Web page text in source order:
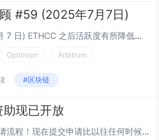
#59 (2025年7月7日)
治理回顾 #59 (2025 年 7 月 7 日) ETHCC 之后活跃度有所降低，但一些生态系统仍在保持提案机器的运转。 正在进行的投票 Upgrade 16 提案：Cannon 中的 Interop 合约、第 1 阶段和...
Optimism Arbitrum
#区块链
现已开放
我们根据社区反馈简化了申请流程！现在提交申请比以往任何时候都更简单。 工作原理: 提交（第 0 周）: 提交一份包含关键细节的简单申请，确保申请内容完整并符合第 7 季的优先事项。 初步审查（第 1 周）: GrantNerd...